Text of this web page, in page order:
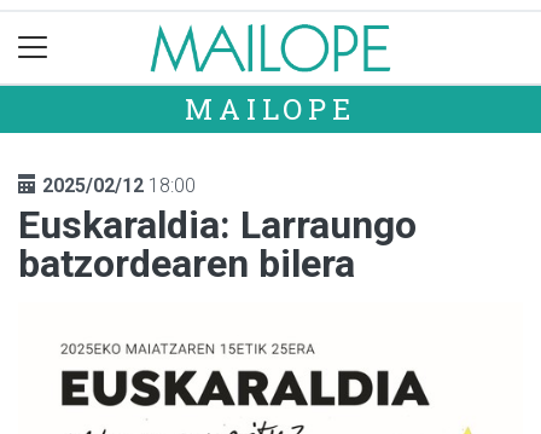
MAILOPE
2025/02/12 18:00
Euskaraldia: Larraungo
batzordearen bilera